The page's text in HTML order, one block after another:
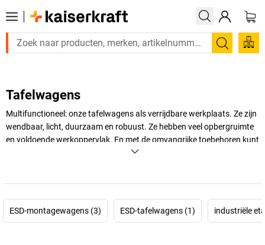
Zoeken
Tafelwagens
Multifunctioneel: onze tafelwagens als verrijdbare werkplaats. Ze zijn
wendbaar, licht, duurzaam en robuust. Ze hebben veel opbergruimte
en voldoende werkoppervlak. En met de omvangrijke toebehoren kunt
u uw tafelwagen naar wens ’oppimpen’: styling en performance voor
ESD-montagewagens (3) ESD-tafelwagens (1) industriële